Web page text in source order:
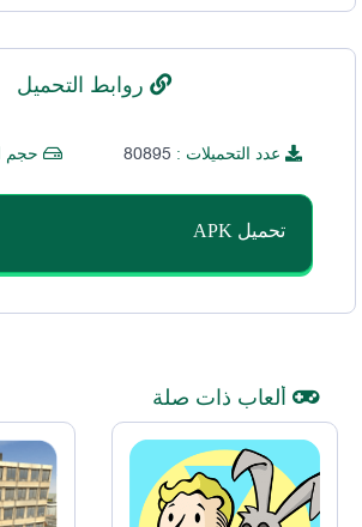
روابط التحميل
عدد التحميلات : 80895 حجم
تحميل APK
ألعاب ذات صلة